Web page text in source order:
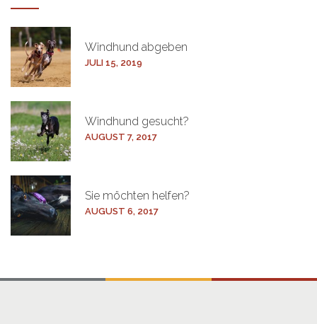
Windhund abgeben
JULI 15, 2019
Windhund gesucht?
AUGUST 7, 2017
Sie möchten helfen?
AUGUST 6, 2017